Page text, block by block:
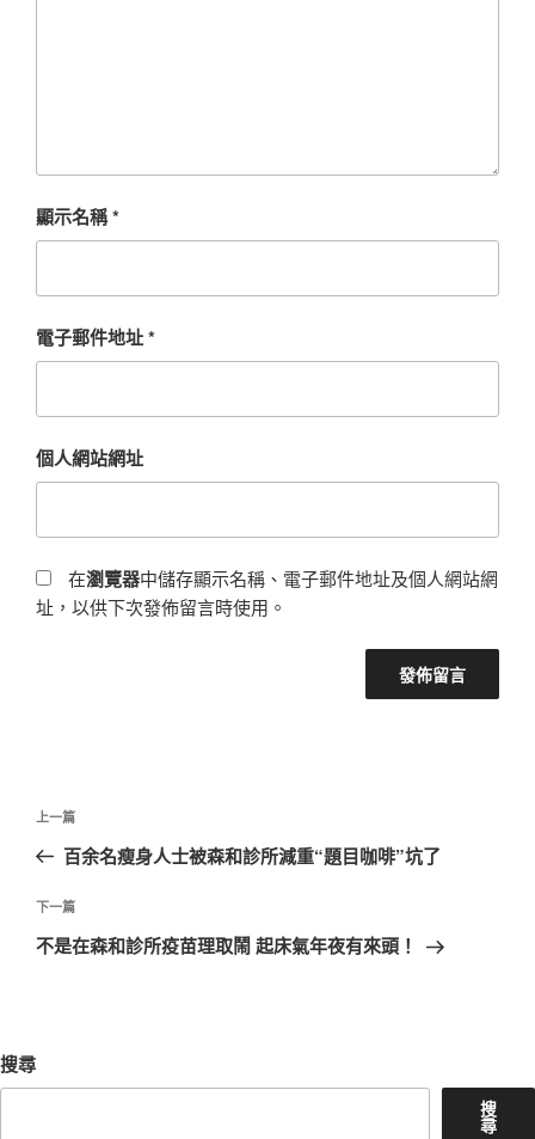
顯示名稱*
電子郵件地址*
個人網站網址
在瀏覽器中儲存顯示名稱、電子郵件地址及個人網站網
址，以供下次發佈留言時使用。
文
導
覽
上
一
文
章
上一篇
百余名瘦身人士被森和診所減重“題目咖啡”坑了
下
一
下一篇
不是在森和診所疫苗理取鬧 起床氣年夜有來頭！
搜尋
搜
尋